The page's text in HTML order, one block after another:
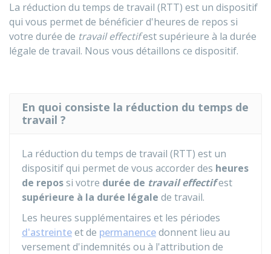
La réduction du temps de travail (RTT) est un dispositif
qui vous permet de bénéficier d'heures de repos si
votre durée de travail effectifest supérieure à la durée
légale de travail. Nous vous détaillons ce dispositif.
En quoi consiste la réduction du temps de
travail ?
La réduction du temps de travail (RTT) est un
dispositif qui permet de vous accorder des heures
de repossi votre durée de travail effectifest
supérieure à la durée légale de travail.
Les heures supplémentaires et les périodes
d'astreinteet de permanencedonnent lieu au
versement d'indemnités ou à l'attribution de